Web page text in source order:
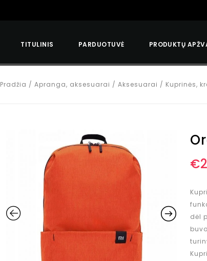
TITULINIS PARDUOTUVĖ PRODUKTŲ
Pradžia / Apranga, aksesuarai / Aksesuarai / Kuprinės,
€
dėl